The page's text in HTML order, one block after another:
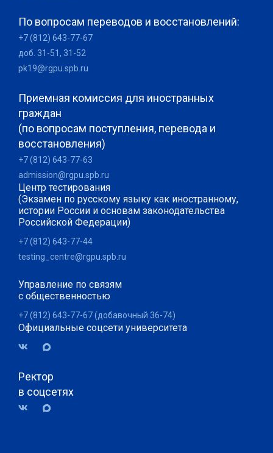
По вопросам переводов и восстановлений:
+7 (812) 643-77-67
доб. 31-51, 31-52
pk19@rgpu.spb.ru
Приемная комиссия для иностранных
граждан
(по вопросам поступления, перевода и
восстановления)
+7 (812) 643-77-63
admission@rgpu.spb.ru
Центр тестирования
(Экзамен по русскому языку как иностранному,
истории России и основам законодательства
Российской Федерации)
+7 (812) 643-77-44
testing_centre@rgpu.spb.ru
Управление по связям
с общественностью
+7 (812) 643-77-67 (добавочный 36-74)
Официальные соцсети университета
Ректор
в соцсетях